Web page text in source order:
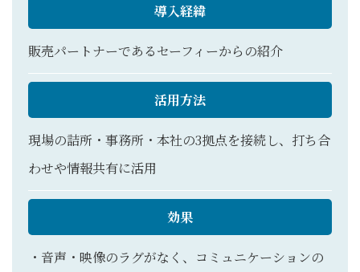
導入経緯
販売パートナーであるセーフィーからの紹介
活用方法
現場の詰所・事務所・本社の3拠点を接続し、打ち合
わせや情報共有に活用
効果
・音声・映像のラグがなく、コミュニケーションの